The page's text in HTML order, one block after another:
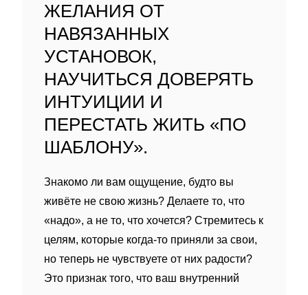
ЖЕЛАНИЯ ОТ
НАВЯЗАННЫХ
УСТАНОВОК,
НАУЧИТЬСЯ ДОВЕРЯТЬ
ИНТУИЦИИ И
ПЕРЕСТАТЬ ЖИТЬ «ПО
ШАБЛОНУ».
Знакомо ли вам ощущение, будто вы
живёте не свою жизнь? Делаете то, что
«надо», а не то, что хочется? Стремитесь к
целям, которые когда‑то приняли за свои,
но теперь не чувствуете от них радости?
Это признак того, что ваш внутренний